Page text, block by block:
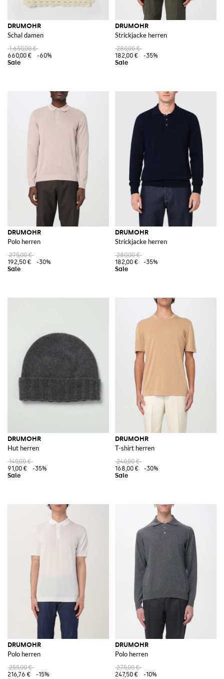
DRUMOHR
Schal damen
1.650,00 €
660,00 €
-60%
DRUMOHR
Strickjacke herren
280,00 €
182,00 €
-35%
DRUMOHR
Polo herren
275,00 €
192,50 €
-30%
DRUMOHR
Strickjacke herren
280,00 €
182,00 €
-35%
DRUMOHR
Hut herren
140,00 €
91,00 €
-35%
DRUMOHR
T-shirt herren
240,00 €
168,00 €
-30%
DRUMOHR
Polo herren
255,00 €
216,76 €
-15%
DRUMOHR
Polo herren
275,00 €
247,50 €
-10%